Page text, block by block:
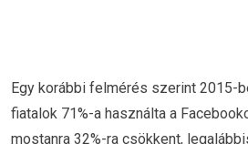
Egy korábbi felmérés szerint 2015-
fiatalok 71%-a használta a
mostanra 32%-ra csökkent,